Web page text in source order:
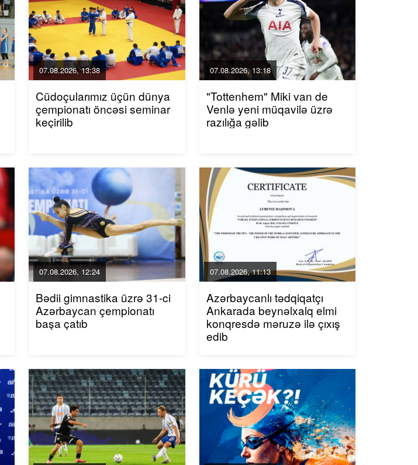
07.08.2026, 13:38
Cüdoçularımız üçün dünya
çempionatı öncəsi seminar
keçirilib
07.08.2026, 13:18
"Tottenhem" Miki van de
Venlə yeni müqavilə üzrə
razılığa gəlib
07.08.2026, 12:24
Bədii gimnastika üzrə 31-ci
Azərbaycan çempionatı
başa çatıb
07.08.2026, 11:13
Azərbaycanlı tədqiqatçı
Ankarada beynəlxalq elmi
konqresdə məruzə ilə çıxış
edib